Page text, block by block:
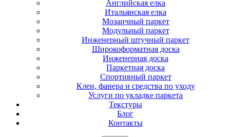
Английская елка
Итальянская елка
Мозаичный паркет
Модульный паркет
Инженерный штучный паркет
Широкоформатная доска
Инженерная доска
Паркетная доска
Спортивный паркет
Клеи, фанера и средства по уходу
Услуги по укладке паркета
Текстуры
Блог
Контакты